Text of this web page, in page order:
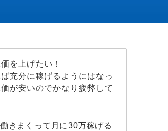
を上げたい！
充分に稼げるようにはなっ
が安いのでかなり疲弊して
きまくって月に30万稼げる